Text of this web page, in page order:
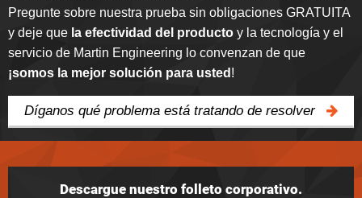
Pregunte sobre nuestra prueba sin obligaciones GRATUITA
y deje que la efectividad del producto y la tecnología y el
servicio de Martin Engineering lo convenzan de que
¡somos la mejor solución para usted !
Díganos qué problema está tratando de resolver
Descargue nuestro folleto corporativo.